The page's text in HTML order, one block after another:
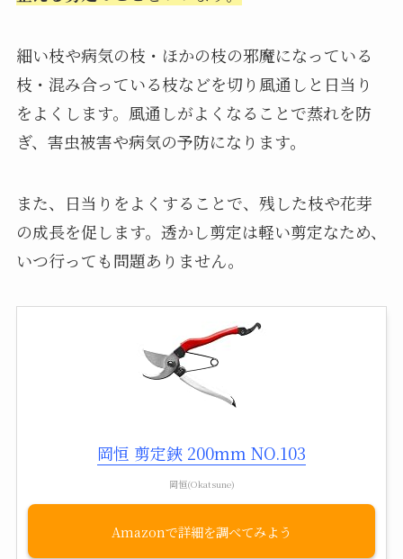
細い枝や病気の枝・ほかの枝の邪魔になっている
枝・混み合っている枝などを切り風通しと日当り
をよくします。風通しがよくなることで蒸れを防
ぎ、害虫被害や病気の予防になります。
また、日当りをよくすることで、残した枝や花芽
の成長を促します。透かし剪定は軽い剪定なため、
いつ行っても問題ありません。
岡恒 剪定鋏 200mm NO.103
岡恒(Okatsune)
Amazon